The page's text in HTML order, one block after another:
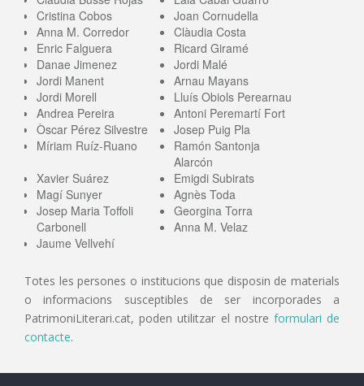
Cristina Cobos
Joan Cornudella
Anna M. Corredor
Clàudia Costa
Enric Falguera
Ricard Giramé
Danae Jimenez
Jordi Malé
Jordi Manent
Arnau Mayans
Jordi Morell
Lluís Obiols Perearnau
Andrea Pereira
Antoni Peremartí Fort
Òscar Pérez Silvestre
Josep Puig Pla
Míriam Ruíz-Ruano
Ramón Santonja
Alarcón
Xavier Suárez
Emigdi Subirats
Magí Sunyer
Agnès Toda
Josep Maria Toffoli
Carbonell
Georgina Torra
Anna M. Velaz
Jaume Vellvehí
Totes les persones o institucions que disposin de materials
o informacions susceptibles de ser incorporades a
PatrimoniLiterari.cat, poden utilitzar el nostre formulari de
contacte.